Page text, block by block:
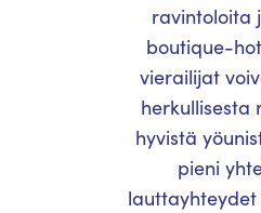
ravintoloita
boutique-
vierailijat
herkullisesta
hyvistä
pieni